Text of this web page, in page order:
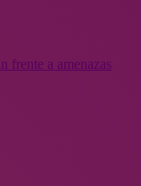
frente a amenazas